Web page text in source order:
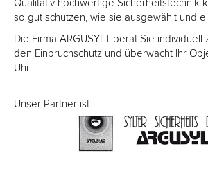
Qualitativ hochwertige Sicherheitstechnik
so gut schützen, wie sie ausgewählt und
Die Firma ARGUSYLT berät Sie individuell
den Einbruchschutz und überwacht Ihr
Uhr.
Unser Partner ist: